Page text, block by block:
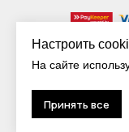
Настроить
На сайте
Принять все